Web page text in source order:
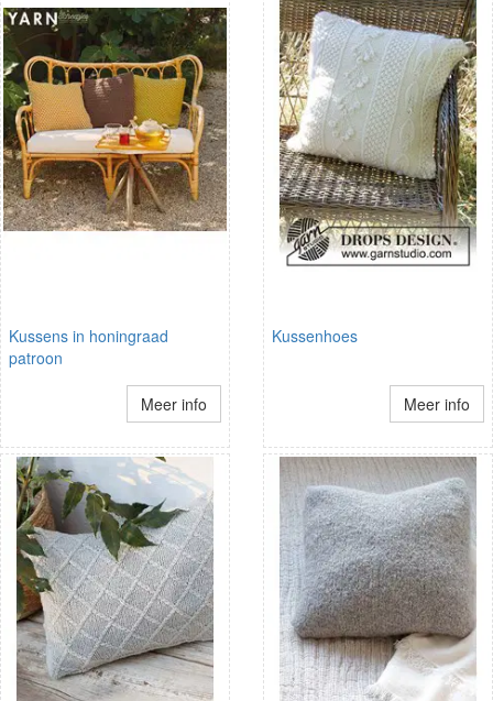
Kussens in honingraad
patroon
Meer info
Kussenhoes
Meer info